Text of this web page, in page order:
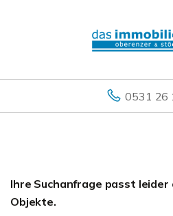
0531 26
Ihre Suchanfrage passt leider
Objekte.